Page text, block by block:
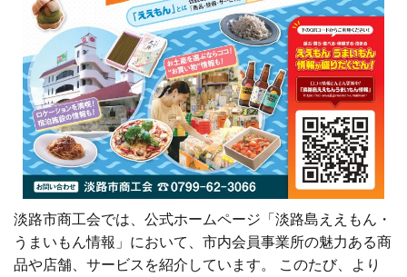
淡路市商工会では、公式ホームページ「淡路島ええもん・
うまいもん情報」において、市内会員事業所の魅力ある商
品や店舗、サービスを紹介しています。 このたび、より